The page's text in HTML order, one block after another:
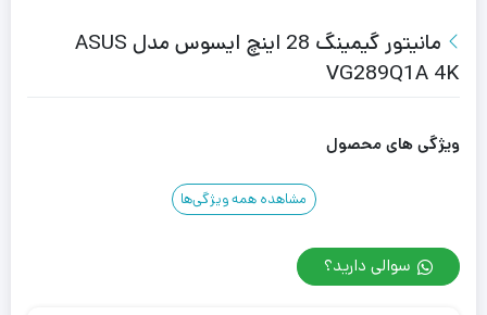
مانیتور گیمینگ 28 اینچ ایسوس مدل ASUS
VG289Q1A 4K
ویژگی های محصول
مشاهده همه ویژگی‌ها
سوالی دارید؟